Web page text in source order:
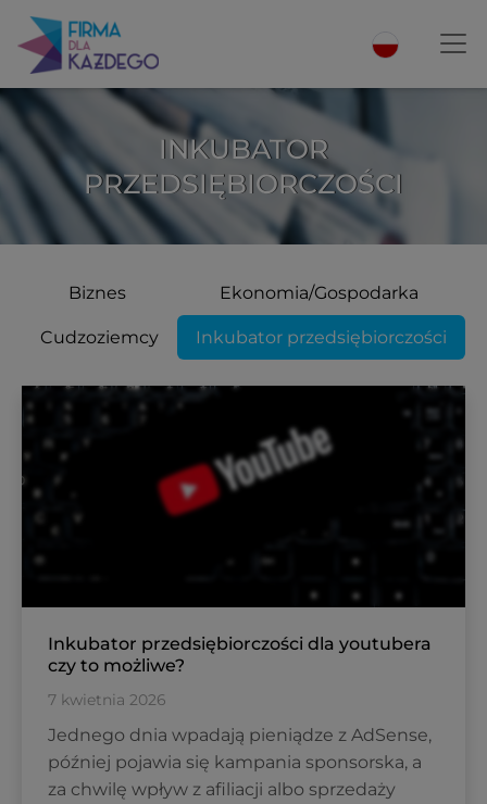
INKUBATOR
PRZEDSIĘBIORCZOŚCI
Biznes Ekonomia/Gospodarka
Cudzoziemcy Inkubator przedsiębiorczości
Inkubator przedsiębiorczości dla youtubera
czy to możliwe?
7 kwietnia 2026
Jednego dnia wpadają pieniądze z AdSense,
później pojawia się kampania sponsorska, a
za chwilę wpływ z afiliacji albo sprzedaży